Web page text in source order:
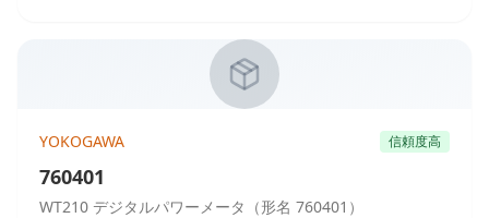
YOKOGAWA 信頼度高
760401
WT210 デジタルパワーメータ（形名 760401）